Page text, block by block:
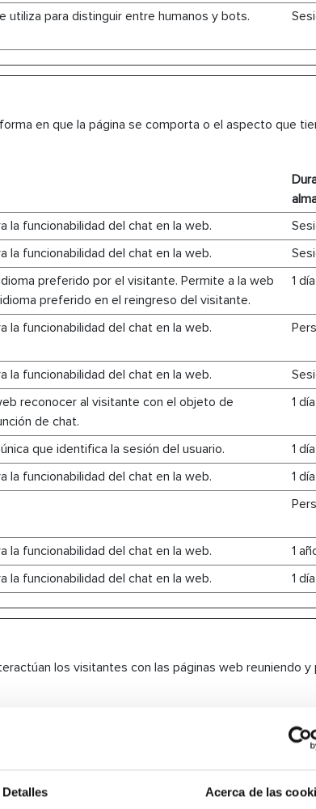
Detalles Acerca de las
utiliza para distinguir entre humanos y bots.
en que la página se comporta o el aspecto que
la funcionabilidad del chat en la web.
la funcionabilidad del chat en la web.
preferido por el visitante. Permite a la web
preferido en el reingreso del visitante.
1 día
la funcionabilidad del chat en la web.
la funcionabilidad del chat en la web.
reconocer al visitante con el objeto de
de chat.
1 día
que identifica la sesión del usuario. 1 día
la funcionabilidad del chat en la web. 1 día
la funcionabilidad del chat en la web. 1
la funcionabilidad del chat en la web. 1 día
los visitantes con las páginas web reuniendo
única que se utiliza para generar
acerca de cómo utiliza el visitante el sitio
2